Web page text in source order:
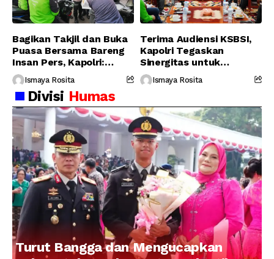
Bagikan Takjil dan Buka
Puasa Bersama Bareng
Insan Pers, Kapolri:
Suara Media Suara
Publik
Ismaya Rosita
Terima Audiensi KSBSI,
Kapolri Tegaskan
Sinergitas untuk
Perjuangkan Hak Buruh
Ismaya Rosita
Divisi Humas
Turut Bangga dan Mengucapkan